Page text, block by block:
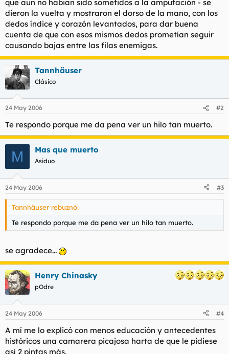
que aun no habian sido sometidos a la amputación - se
dieron la vuelta y mostraron el dorso de la mano, con los
dedos índice y corazón levantados, para dar buena
cuenta de que con esos mismos dedos prometían seguir
causando bajas entre las filas enemigas.
Tannhäuser
Clásico
24 May 2006 #2
Te respondo porque me da pena ver un hilo tan muerto.
M Mas que muerto
Asiduo
24 May 2006 #3
Tannhäuser rebuznó:
Te respondo porque me da pena ver un hilo tan muerto.
se agradece...
Henry Chinasky
pOdre
24 May 2006 #4
A mí me lo explicó con menos educación y antecedentes
históricos una camarera picajosa harta de que le pidiese
así 2 pintas más.